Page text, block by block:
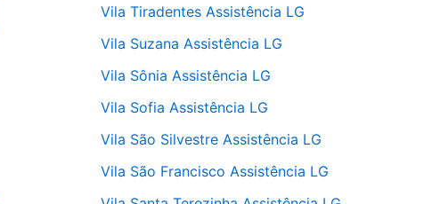
Vila Tiradentes Assistência LG
Vila Suzana Assistência LG
Vila Sônia Assistência LG
Vila Sofia Assistência LG
Vila São Silvestre Assistência LG
Vila São Francisco Assistência LG